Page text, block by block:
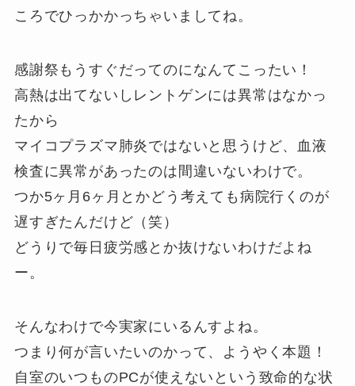
ころでひっかかっちゃいましてね。
感謝祭もうすぐだってのになんてこったい！
高熱は出てないしレントゲンには異常はなかっ
たから
マイコプラズマ肺炎ではないと思うけど、血液
検査に異常があったのは間違いないわけで。
つか5ヶ月6ヶ月とかどう考えても病院行くのが
遅すぎたんだけど（笑）
どうりで毎日疲労感とか抜けないわけだよね
ー。
そんなわけで今実家にいるんすよね。
つまり何が言いたいのかって、ようやく本題！
自室のいつものPCが使えないという致命的な状